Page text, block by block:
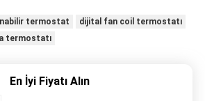
termostat
dijital fan coil termostatı
termostatı
En İyi Fiyatı Alın